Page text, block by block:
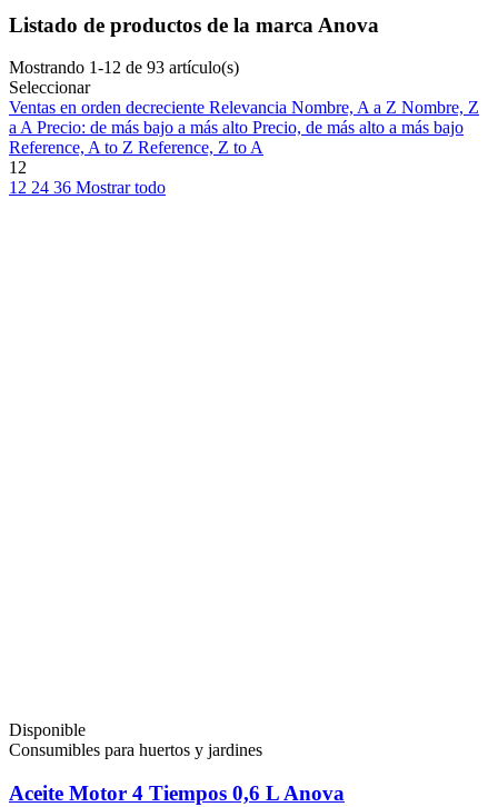
Listado de productos de la marca Anova
Mostrando 1-12 de 93 artículo(s)
Seleccionar
Ventas en orden decreciente Relevancia Nombre, A a Z Nombre, Z
a APrecio: de más bajo a más alto Precio, de más alto a más bajo
Reference, A to Z Reference, Z to A
12
12 24 36 Mostrar todo
Disponible
Consumibles para huertos y jardines
Aceite Motor 4 Tiempos 0,6 L Anova